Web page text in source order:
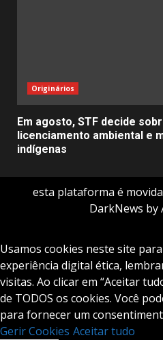
Originários
Em agosto, STF decide
licenciamento ambiental e
indígenas
esta plataforma é
DarkNews by
Usamos cookies neste site
experiência digital ética,
visitas. Ao clicar em “Aceitar
de TODOS os cookies. Você
para fornecer um
Gerir Cookies Aceitar tudo